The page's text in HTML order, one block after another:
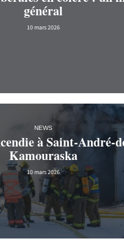
général
10 mars 2026
NEWS
à Saint-André-
Kamouraska
10 mars 2026